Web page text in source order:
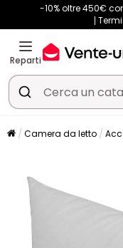
-10% oltre 450€
Reparti
Camera da letto